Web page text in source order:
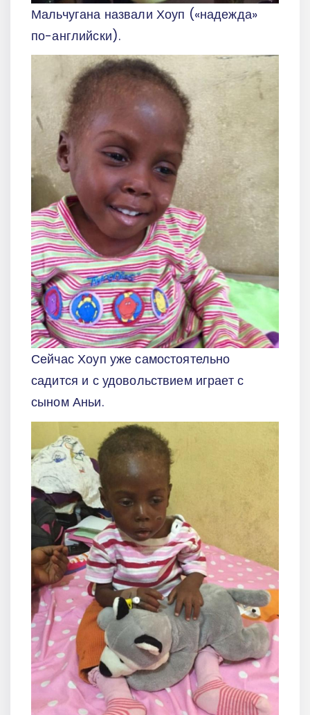
Мальчугана назвали Хоуп («надежда»
по-английски).
Сейчас Хоуп уже самостоятельно
садится и с удовольствием играет с
сыном Аньи.